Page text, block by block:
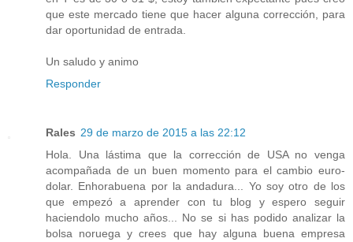
que este mercado tiene que hacer alguna corrección, para
dar oportunidad de entrada.
Un saludo y animo
Responder
Rales 29 de marzo de 2015 a las 22:12
Hola. Una lástima que la corrección de USA no venga
acompañada de un buen momento para el cambio euro-
dolar. Enhorabuena por la andadura... Yo soy otro de los
que empezó a aprender con tu blog y espero seguir
haciendolo mucho años... No se si has podido analizar la
bolsa noruega y crees que hay alguna buena empresa